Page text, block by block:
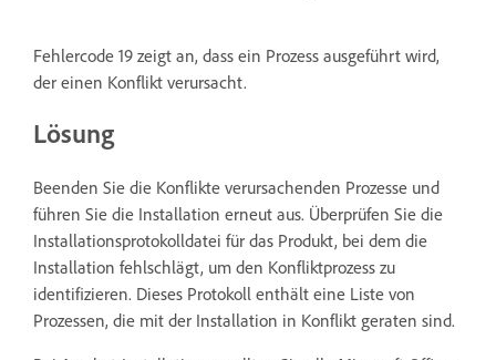
Fehlercode 19 zeigt an, dass ein Prozess ausgeführt wird,
der einen Konflikt verursacht.
Lösung
Beenden Sie die Konflikte verursachenden Prozesse und
führen Sie die Installation erneut aus. Überprüfen Sie die
Installationsprotokolldatei für das Produkt, bei dem die
Installation fehlschlägt, um den Konfliktprozess zu
identifizieren. Dieses Protokoll enthält eine Liste von
Prozessen, die mit der Installation in Konflikt geraten sind.